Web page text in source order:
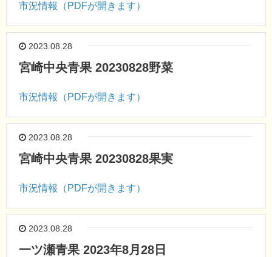
市況情報（PDFが開きます）
2023.08.28
宮崎中央青果 20230828野菜
市況情報（PDFが開きます）
2023.08.28
宮崎中央青果 20230828果実
市況情報（PDFが開きます）
2023.08.28
一ツ瀬青果 2023年8月28日